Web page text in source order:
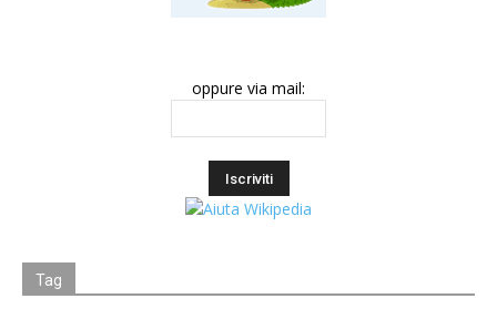
oppure via mail:
Tag